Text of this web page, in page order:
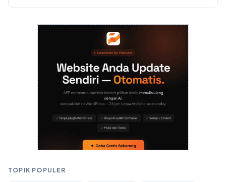
TOPIK POPULER